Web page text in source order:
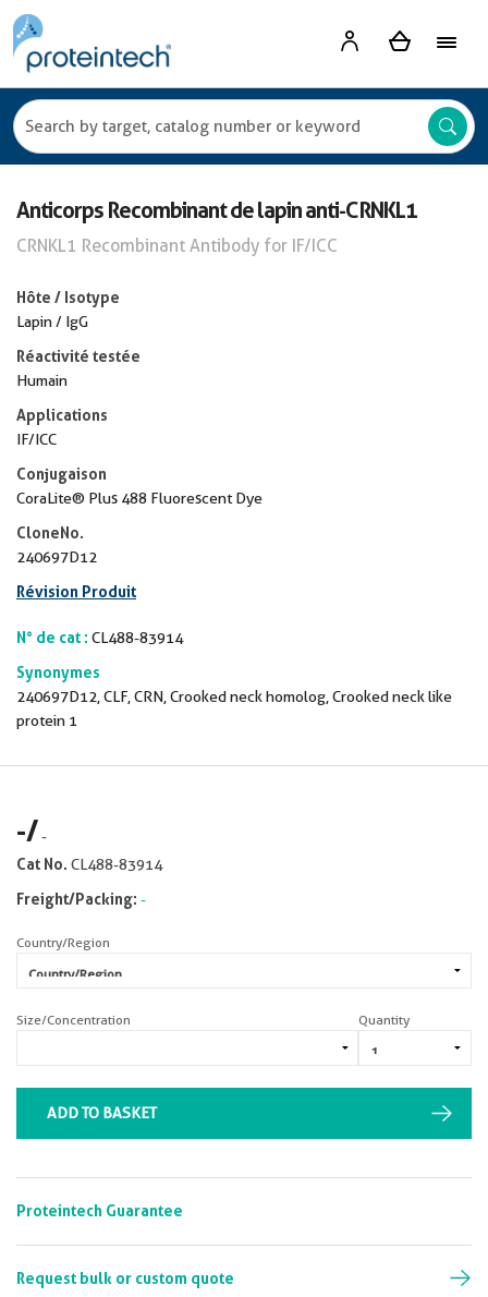
Anticorps Recombinant de lapin anti-CRNKL1
CRNKL1 Recombinant Antibody for IF/ICC
Hôte / Isotype
Lapin / IgG
Réactivité testée
Humain
Applications
IF/ICC
Conjugaison
CoraLite® Plus 488 Fluorescent Dye
CloneNo.
240697D12
Révision Produit
N° de cat : CL488-83914
Synonymes
240697D12, CLF, CRN, Crooked neck homolog, Crooked neck like
protein 1
-/-
Cat No. CL488-83914
Freight/Packing: -
Country/Region
Size/Concentration Quantity
ADD TO BASKET
Proteintech Guarantee
Request bulk or custom quote